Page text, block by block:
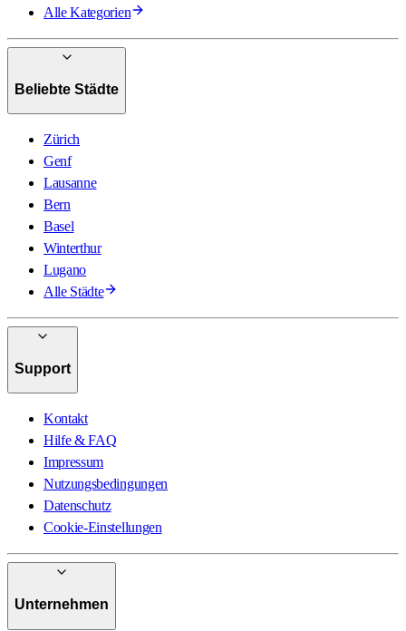
Alle Kategorien
Beliebte Städte
Zürich
Genf
Lausanne
Bern
Basel
Winterthur
Lugano
Alle Städte
Support
Kontakt
Hilfe & FAQ
Impressum
Nutzungsbedingungen
Datenschutz
Cookie-Einstellungen
Unternehmen